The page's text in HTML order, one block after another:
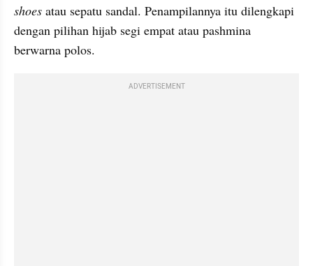
shoes atau sepatu sandal. Penampilannya itu dilengkapi
dengan pilihan hijab segi empat atau pashmina
berwarna polos.
ADVERTISEMENT